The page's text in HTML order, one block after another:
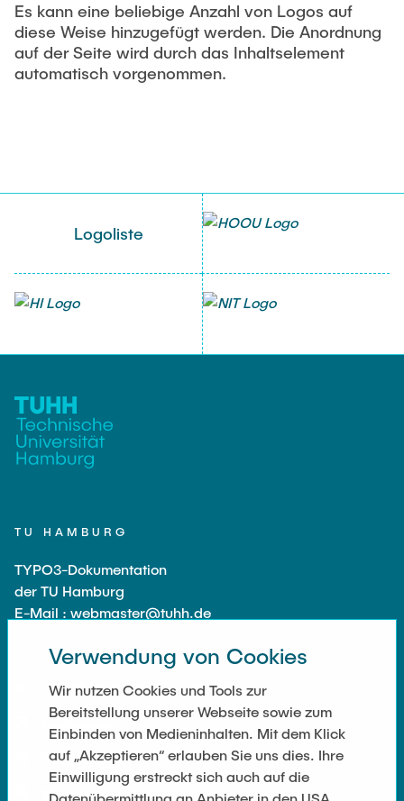
Impressum
Barrierefreiheit
Suchmaschinenoptimierung
Text
Text mit Bildern
Weitere Inhaltselemente
Es kann eine beliebige Anzahl von Logos auf
diese Weise hinzugefügt werden. Die Anordnung
auf der Seite wird durch das Inhaltselement
automatisch vorgenommen.
Logoliste
TU HAMBURG
TYPO3-Dokumentation
der TU Hamburg
E-Mail : webmaster@tuhh.de
WEITERFÜHRENDE LINKS
Datenschutz
Barrierefreiheit
Verwendung von Cookies
Wir nutzen Cookies und Tools zur
Bereitstellung unserer Webseite sowie zum
Einbinden von Medieninhalten. Mit dem Klick
auf „Akzeptieren“ erlauben Sie uns dies. Ihre
Einwilligung erstreckt sich auch auf die